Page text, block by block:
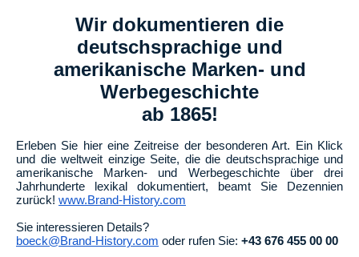
Wir dokumentieren die
deutschsprachige und
amerikanische Marken- und
Werbegeschichte
ab 1865!
Erleben Sie hier eine Zeitreise der besonderen Art. Ein Klick
und die weltweit einzige Seite, die die deutschsprachige und
amerikanische Marken- und Werbegeschichte über drei
Jahrhunderte lexikal dokumentiert, beamt Sie Dezennien
zurück! www.Brand-History.com
Sie interessieren Details?
boeck@Brand-History.com oder rufen Sie: +43 676 455 00 00